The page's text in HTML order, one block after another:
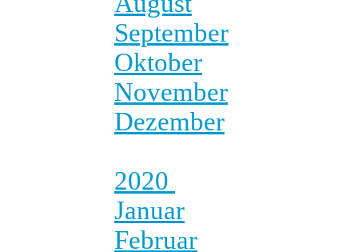
September
Oktober
November
Dezember
2020
Januar
Februar